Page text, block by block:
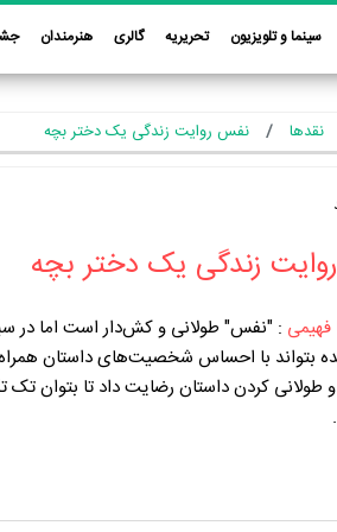
سینما و تلویزیون تحریریه گالری هنرمندان
نقدها نفس روایت زندگی یک دختر بچه
زندگی یک دختر بچه
:"نفس" طولانی و کش‌دار است اما در
بتواند با احساس شخصیت‌های داستان همراه
طولانی کردن داستان رضایت داد تا بتوان